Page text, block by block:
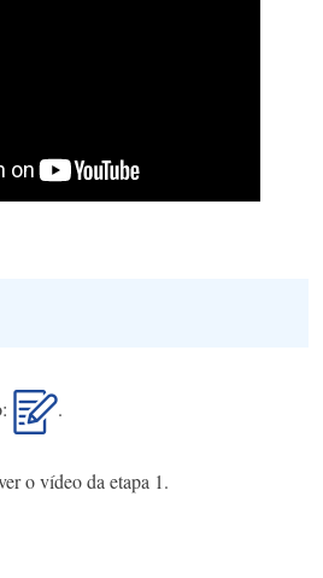
.
o vídeo da etapa 1.